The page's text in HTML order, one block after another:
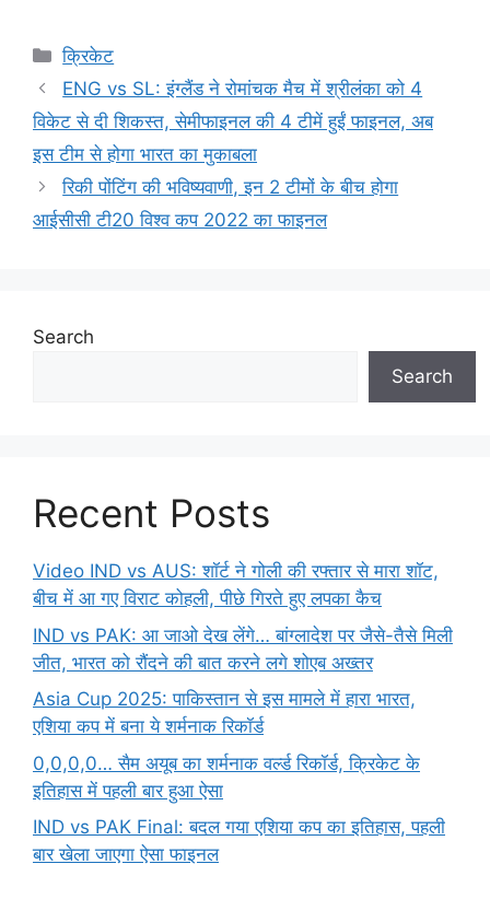
Categories
क्रिकेट
ENG vs SL: इंग्लैंड ने रोमांचक मैच में श्रीलंका को 4
विकेट से दी शिकस्त, सेमीफाइनल की 4 टीमें हुईं फाइनल, अब
इस टीम से होगा भारत का मुकाबला
रिकी पोंटिंग की भविष्यवाणी, इन 2 टीमों के बीच होगा
आईसीसी टी20 विश्व कप 2022 का फाइनल
Search
Search
Recent Posts
Video IND vs AUS: शॉर्ट ने गोली की रफ्तार से मारा शॉट,
बीच में आ गए विराट कोहली, पीछे गिरते हुए लपका कैच
IND vs PAK: आ जाओ देख लेंगे… बांग्लादेश पर जैसे-तैसे मिली
जीत, भारत को रौंदने की बात करने लगे शोएब अख्तर
Asia Cup 2025: पाकिस्तान से इस मामले में हारा भारत,
एशिया कप में बना ये शर्मनाक रिकॉर्ड
0,0,0,0… सैम अयूब का शर्मनाक वर्ल्ड रिकॉर्ड, क्रिकेट के
इतिहास में पहली बार हुआ ऐसा
IND vs PAK Final: बदल गया एशिया कप का इतिहास, पहली
बार खेला जाएगा ऐसा फाइनल